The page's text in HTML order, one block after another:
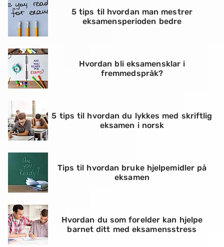
5 tips til hvordan man mestrer
eksamensperioden bedre
Hvordan bli eksamensklar i
fremmedspråk?
5 tips til hvordan du lykkes med skriftlig
eksamen i norsk
Tips til hvordan bruke hjelpemidler på
eksamen
Hvordan du som forelder kan hjelpe
barnet ditt med eksamensstress